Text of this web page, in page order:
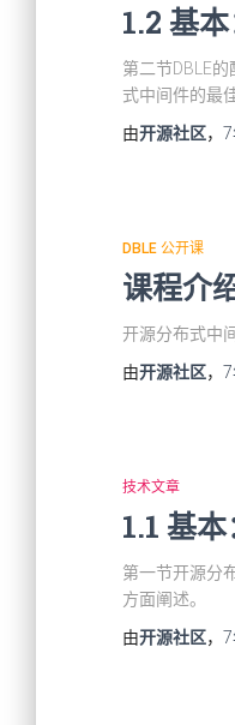
1.2 基
第二节DBLE
式中间件的最
由开源社区，
DBLE 公开课
课程介
开源分布式中
由开源社区，
技术文章
1.1 基
第一节开源分
方面阐述。
由开源社区，